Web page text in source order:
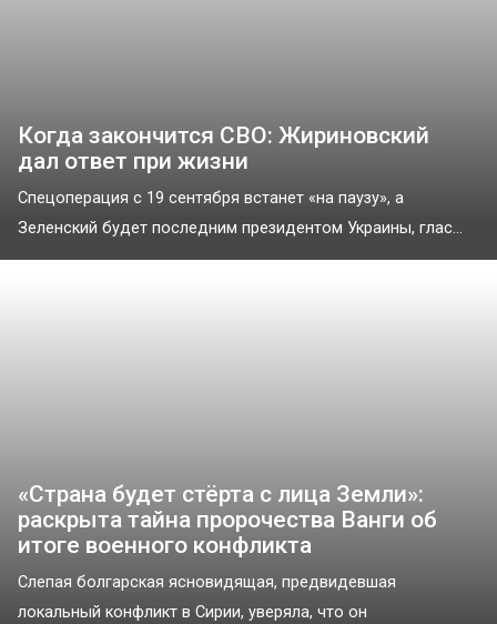
Когда закончится СВО: Жириновский
дал ответ при жизни
Спецоперация с 19 сентября встанет «на паузу», а
Зеленский будет последним президентом Украины, глас...
«Страна будет стёрта с лица Земли»:
раскрыта тайна пророчества Ванги об
итоге военного конфликта
Слепая болгарская ясновидящая, предвидевшая
локальный конфликт в Сирии, уверяла, что он